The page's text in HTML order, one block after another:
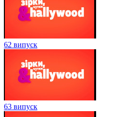
62 випуск
63 випуск